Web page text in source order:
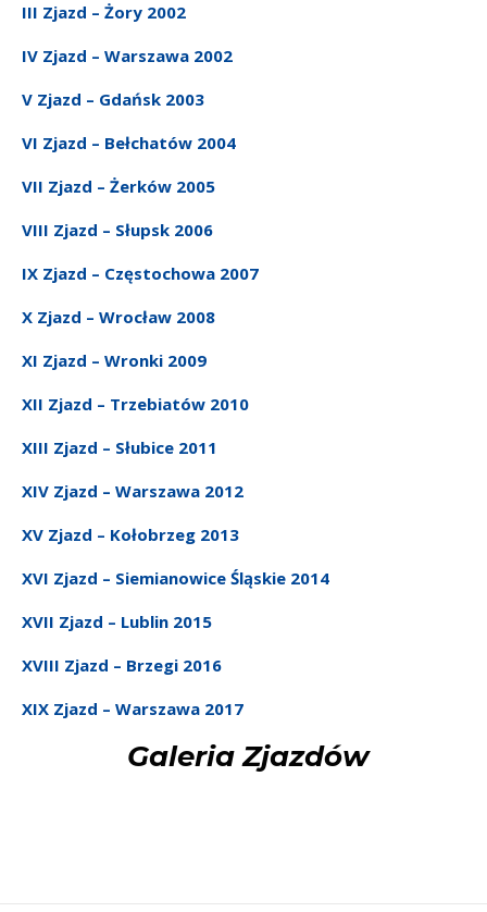
III Zjazd – Żory 2002
IV Zjazd – Warszawa 2002
V Zjazd – Gdańsk 2003
VI Zjazd – Bełchatów 2004
VII Zjazd – Żerków 2005
VIII Zjazd – Słupsk 2006
IX Zjazd – Częstochowa 2007
X Zjazd – Wrocław 2008
XI Zjazd – Wronki 2009
XII Zjazd – Trzebiatów 2010
XIII Zjazd – Słubice 2011
XIV Zjazd – Warszawa 2012
XV Zjazd – Kołobrzeg 2013
XVI Zjazd – Siemianowice Śląskie 2014
XVII Zjazd – Lublin 2015
XVIII Zjazd – Brzegi 2016
XIX Zjazd – Warszawa 2017
Galeria Zjazdów